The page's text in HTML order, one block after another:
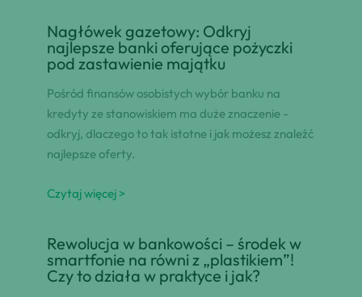
Nagłówek gazetowy: Odkryj
najlepsze banki oferujące pożyczki
pod zastawienie majątku
Pośród finansów osobistych wybór banku na
kredyty ze stanowiskiem ma duże znaczenie -
odkryj, dlaczego to tak istotne i jak możesz znaleźć
najlepsze oferty.
Czytaj więcej >
Rewolucja w bankowości – środek w
smartfonie na równi z „plastikiem”!
Czy to działa w praktyce i jak?